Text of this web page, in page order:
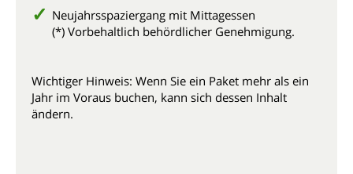
Neujahrsspaziergang mit Mittagessen
(*) Vorbehaltlich behördlicher Genehmigung.
Wichtiger Hinweis: Wenn Sie ein Paket mehr als ein
Jahr im Voraus buchen, kann sich dessen Inhalt
ändern.